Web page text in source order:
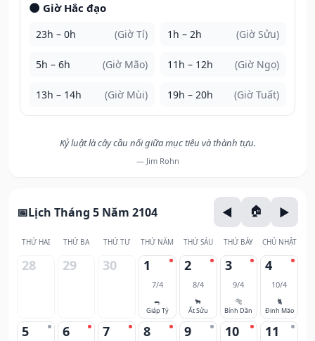
🌑 Giờ Hắc đạo
23h – 0h (Giờ Tí) 1h – 2h (Giờ Sửu)
5h – 6h (Giờ Mão) 11h – 12h (Giờ Ngọ)
13h – 14h (Giờ Mùi) 19h – 20h (Giờ Tuất)
Kỷ luật là cây cầu nối giữa mục tiêu và thành tựu.
— Jim Rohn
Lịch Tháng 5 Năm 2104
THỨ HAI THỨ BA THỨ TƯ THỨ NĂM THỨ SÁU THỨ BẢY CHỦ NHẬT
28 29 30 1
7/4
🐀
Giáp Tý
2
8/4
🐂
Ất Sửu
3
9/4
🐅
Bính Dần
4
10/4
🐈
Đinh Mão
5 6 7 8 9 10 11